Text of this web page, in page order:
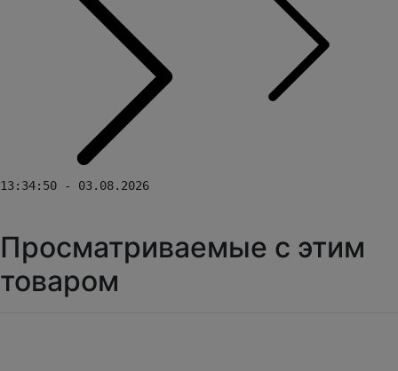
13:34:50 - 03.08.2026
Просматриваемые с этим
товаром